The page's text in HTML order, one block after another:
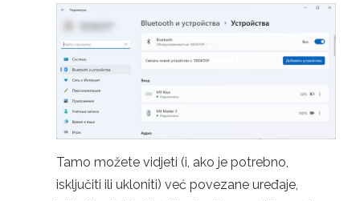
Tamo možete vidjeti (i, ako je potrebno,
isključiti ili ukloniti) već povezane uređaje,